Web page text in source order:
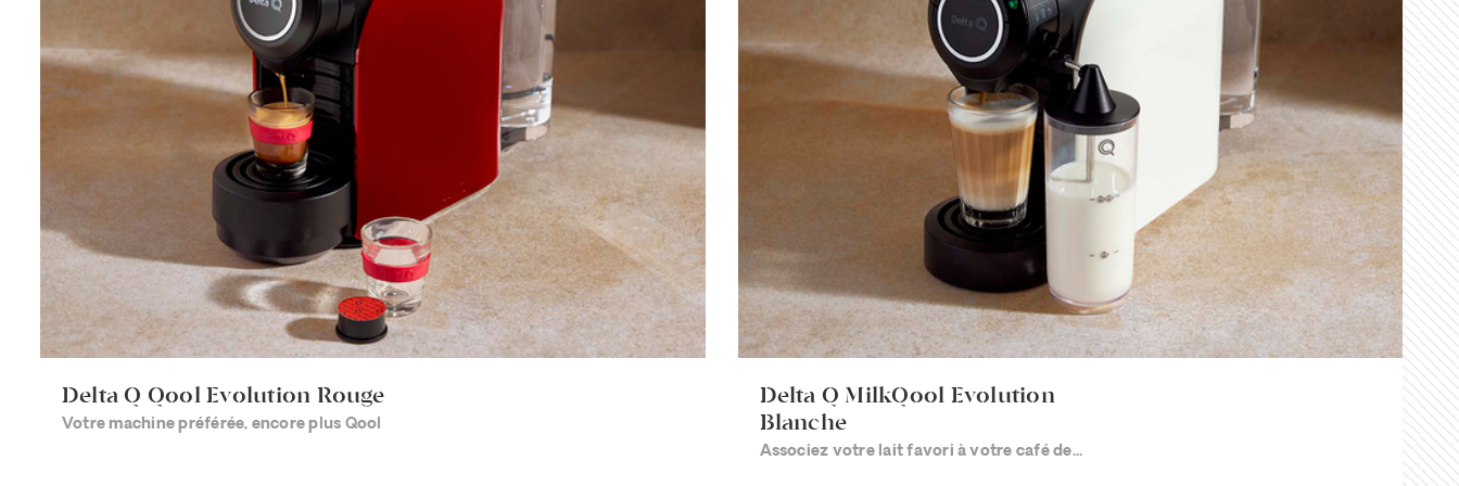
Delta Q Qool Evolution Rouge
Votre machine préférée, encore plus Qool
Delta Q MilkQool Evolution
Blanche
Associez votre lait favori à votre café de...